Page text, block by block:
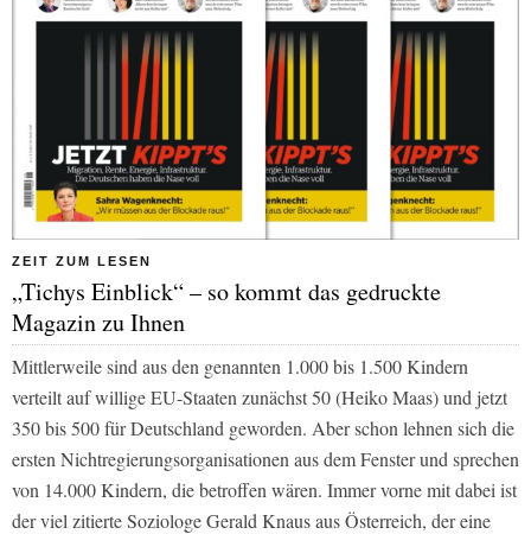
ZEIT ZUM LESEN
„Tichys Einblick“ – so kommt das gedruckte
Magazin zu Ihnen
Mittlerweile sind aus den genannten 1.000 bis 1.500 Kindern
verteilt auf willige EU-Staaten zunächst 50 (Heiko Maas) und jetzt
350 bis 500 für Deutschland geworden. Aber schon lehnen sich die
ersten Nichtregierungsorganisationen aus dem Fenster und sprechen
von 14.000 Kindern, die betroffen wären. Immer vorne mit dabei ist
der viel zitierte Soziologe Gerald Knaus aus Österreich, der eine